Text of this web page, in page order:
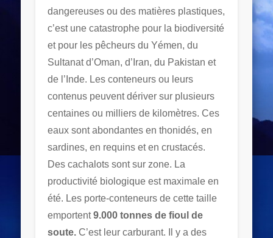
dangereuses ou des matières plastiques,
c’est une catastrophe pour la biodiversité
et pour les pêcheurs du Yémen, du
Sultanat d’Oman, d’Iran, du Pakistan et
de l’Inde. Les conteneurs ou leurs
contenus peuvent dériver sur plusieurs
centaines ou milliers de kilomètres. Ces
eaux sont abondantes en thonidés, en
sardines, en requins et en crustacés.
Des cachalots sont sur zone. La
productivité biologique est maximale en
été. Les porte-conteneurs de cette taille
emportent9.000 tonnes de fioul de
soute. C’est leur carburant. Il y a des